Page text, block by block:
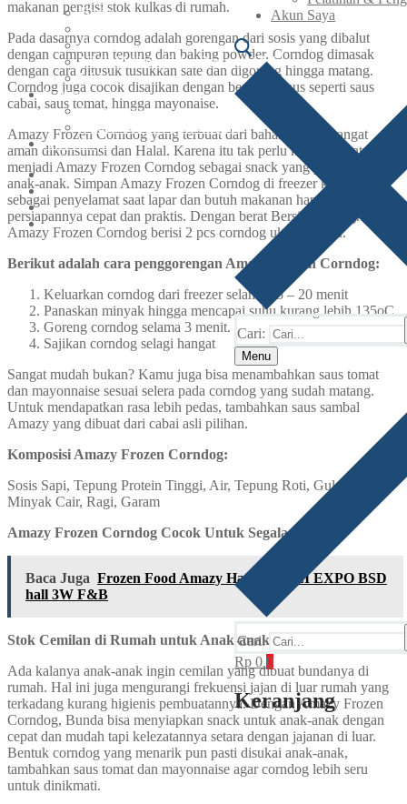
Akun Saya
Cari:
Rp 0 0
Keranjang
Cari:
Menu
Berita
Resep
UMKM Naik Kelas Bersama SNI
Webinar
Karier
Lowongan
Pelatihan & Pengembangan
Akun Saya
makanan pengisi stok kulkas di rumah.
Pada dasarnya corndog adalah gorengan dari sosis yang dibalut
dengan campuran tepung dan baking powder. Corndog dimasak
dengan cara ditusuk tusukkan sate dan digoreng hingga matang.
Corndog juga cocok disajikan dengan berbagai saus seperti saus
cabai, saus tomat, hingga mayonaise.
Amazy Frozen Corndog yang terbuat dari bahan pilihan sangat
aman dikonsumsi dan Halal. Karena itu tak perlu khawatir untuk
menjadi Amazy Frozen Corndog sebagai snack yang pasti disukai
anak-anak. Simpan Amazy Frozen Corndog di freezer kulkas
sebagai penyelamat saat lapar dan butuh makanan hangat yang
persiapannya cepat dan praktis. Dengan berat Bersih ± 175 gram,
Amazy Frozen Corndog berisi 2 pcs corndog ukuran besar.
Berikut adalah cara penggorengan Amazy Frozen Corndog:
Keluarkan corndog dari freezer selama 15 – 20 menit
Panaskan minyak hingga mencapai suhu kurang lebih 135oC
Goreng corndog selama 3 menit.
Sajikan corndog selagi hangat
Sangat mudah bukan? Kamu juga bisa menambahkan saus tomat
dan mayonnaise sesuai selera pada corndog yang sudah matang.
Untuk mendapatkan rasa lebih pedas, tambahkan saus sambal
Amazy yang dibuat dari cabai asli pilihan.
Komposisi Amazy Frozen Corndog:
Sosis Sapi, Tepung Protein Tinggi, Air, Tepung Roti, Gula Pasir,
Minyak Cair, Ragi, Garam
Amazy Frozen Corndog Cocok Untuk Segala Suasana
Baca Juga Frozen Food Amazy Hadir Di TEI EXPO BSD
hall 3W F&B
Stok Cemilan di Rumah untuk Anak-anak
Ada kalanya anak-anak ingin cemilan yang dibuat bundanya di
rumah. Hal ini juga mengurangi frekuensi jajan di luar rumah yang
terkadang kurang higienis pembuatannya. Dengan Amazy Frozen
Corndog, Bunda bisa menyiapkan snack untuk anak-anak dengan
cepat dan mudah tapi kelezatannya setara dengan jajanan di luar.
Bentuk corndog yang menarik pun pasti disukai anak-anak,
tambahkan saus tomat dan mayonnaise agar corndog lebih seru
untuk dinikmati.